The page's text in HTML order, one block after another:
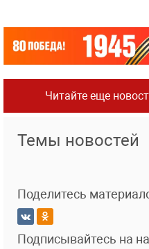
Читайте еще
Темы новостей
Поделитесь
Подписывайтесь на